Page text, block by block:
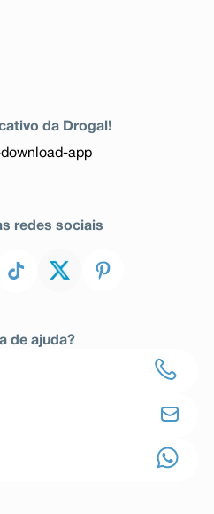
da Drogal!
redes sociais
de ajuda?